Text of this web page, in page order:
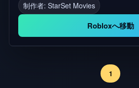
夜 🦌 シカとフクロウの戦い 🚨 刑務所でのストーリ
ーエピソード 💀 邪悪なトレーダーの謎 これは、単
に映画を見るだけではありません
リーンでフルアニメーションエピ
制作者: StarSet Movies
Robloxへ移動
1